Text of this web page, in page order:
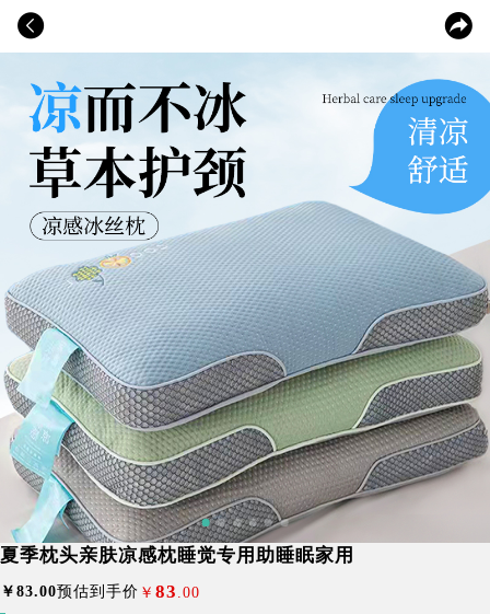
夏季枕头亲肤凉感枕睡觉专用助睡眠家用
￥83.00预估到手价 ￥ 83 .00